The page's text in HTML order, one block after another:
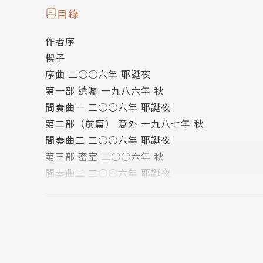
鎧甲，意欲保護，抑或禁錮？
愛情的起點竟也是愛情的盡頭，他和心愛的女孩
渺茫的希望，重啟懸案。
作者簡介
冷言
推理小說作家，台灣推理作家協會成員，曾任第
衝擊而開始創作，曾言「我能夠做的事只有默默
邏輯的謎團與詭計，以及推動本格推理的普及。
目錄
作者序
楔子
序曲 二○○六年 耶誕夜
第一部 遺囑 一九八六年 秋
間奏曲一 二○○六年 耶誕夜
第二部（前篇） 意外 一九八七年 秋
間奏曲二 二○○六年 耶誕夜
第三部 密室 二○○六年 秋
間奏曲三 二○○六年 耶誕夜